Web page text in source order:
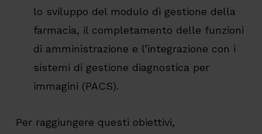
lo sviluppo del modulo di gestione della
farmacia, il completamento delle funzioni
di amministrazione e l’integrazione con i
sistemi di gestione diagnostica per
immagini (PACS).
Per raggiungere questi obiettivi,